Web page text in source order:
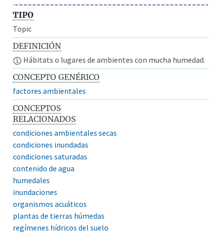
TIPO
Topic
DEFINICIÓN
Hábitats o lugares de ambientes con mucha humedad.
CONCEPTO GENÉRICO
factores ambientales
CONCEPTOS
RELACIONADOS
condiciones ambientales secas
condiciones inundadas
condiciones saturadas
contenido de agua
humedales
inundaciones
organismos acuáticos
plantas de tierras húmedas
regímenes hídricos del suelo